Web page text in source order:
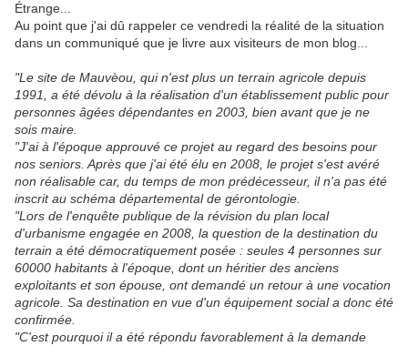
Étrange...
Au point que j'ai dû rappeler ce vendredi la réalité de la situation
dans un communiqué que je livre aux visiteurs de mon blog...
"Le site de Mauvèou, qui n'est plus un terrain agricole depuis
1991, a été dévolu à la réalisation d'un établissement public pour
personnes âgées dépendantes en 2003, bien avant que je ne
sois maire.
"J'ai à l'époque approuvé ce projet au regard des besoins pour
nos seniors. Après que j'ai été élu en 2008, le projet s'est avéré
non réalisable car, du temps de mon prédécesseur, il n'a pas été
inscrit au schéma départemental de gérontologie.
"Lors de l'enquête publique de la révision du plan local
d'urbanisme engagée en 2008, la question de la destination du
terrain a été démocratiquement posée : seules 4 personnes sur
60000 habitants à l'époque, dont un héritier des anciens
exploitants et son épouse, ont demandé un retour à une vocation
agricole. Sa destination en vue d'un équipement social a donc été
confirmée.
"C'est pourquoi il a été répondu favorablement à la demande